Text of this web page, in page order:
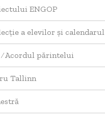
ENGOP
a elevilor și calendarul
Acordul părintelui
Tallinn